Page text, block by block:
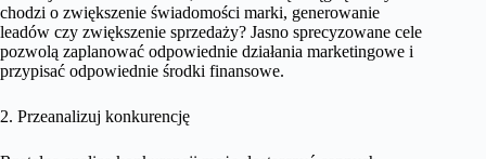
chodzi o zwiększenie świadomości marki, generowanie
leadów czy zwiększenie sprzedaży? Jasno sprecyzowane cele
pozwolą zaplanować odpowiednie działania marketingowe i
przypisać odpowiednie środki finansowe.
2. Przeanalizuj konkurencję